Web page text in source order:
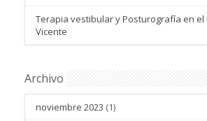
Terapia vestibular y Posturografía en el
Vicente
Archivo
noviembre 2023 (1)